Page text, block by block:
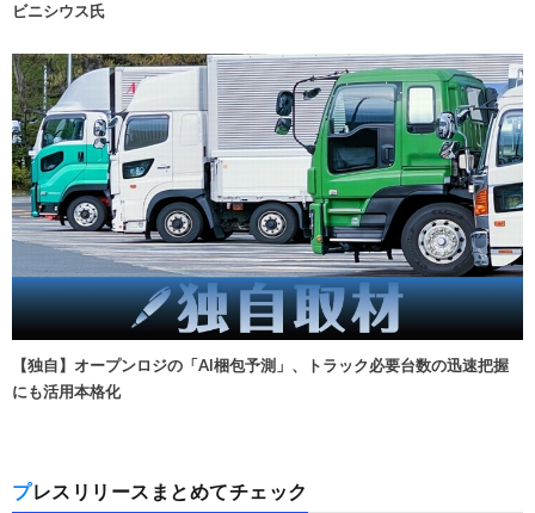
ビニシウス氏
【独自】オープンロジの「AI梱包予測」、トラック必要台数の迅速把握
にも活用本格化
プレスリリースまとめてチェック